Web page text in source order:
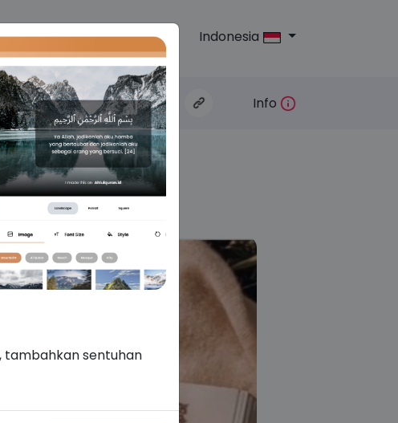
Blog Indonesia
Bagikan: Info
tambahkan sentuhan